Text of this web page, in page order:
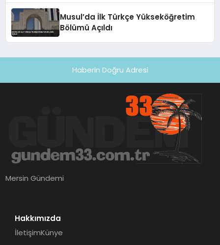
Musul’da İlk Türkçe Yükseköğretim
Bölümü Açıldı
Haberin Doğru Adresi
Mersin Gündemi
Hakkımızda
İletişimKünye